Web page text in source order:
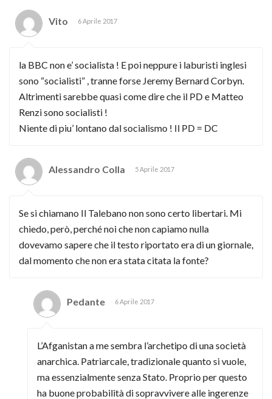
Vito 6 Aprile 2017
la BBC non e’ socialista ! E poi neppure i laburisti inglesi
sono “socialisti” , tranne forse Jeremy Bernard Corbyn.
Altrimenti sarebbe quasi come dire che il PD e Matteo
Renzi sono socialisti !
Niente di piu’ lontano dal socialismo ! Il PD = DC
Alessandro Colla 5 Aprile 2017
Se si chiamano Il Talebano non sono certo libertari. Mi
chiedo, però, perché noi che non capiamo nulla
dovevamo sapere che il testo riportato era di un giornale,
dal momento che non era stata citata la fonte?
Pedante 6 Aprile 2017
L’Afganistan a me sembra l’archetipo di una società
anarchica. Patriarcale, tradizionale quanto si vuole,
ma essenzialmente senza Stato. Proprio per questo
ha buone probabilità di sopravvivere alle ingerenze